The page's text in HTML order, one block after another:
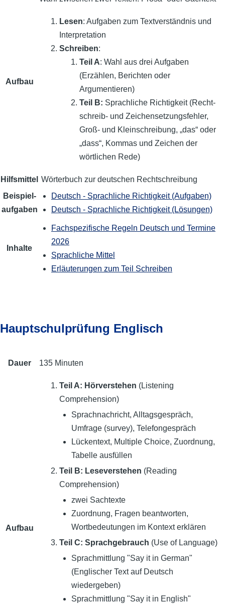
Aufbau
Lesen: Aufgaben zum Text­verständnis und
Interpretation
Schreiben:
Teil A: Wahl aus drei Aufgaben
(Erzählen, Berichten oder
Argumentieren)
Teil B: Sprach­liche Richtigkeit (Recht­
schreib- und Zeichen­setzungs­fehler,
Groß- und Klein­schreibung, „das“ oder
„dass“, Kommas und Zeichen der
wörtlichen Rede)
Hilfsmittel Wörter­buch zur deutschen Recht­schreibung
Beispiel­
aufgaben
Deutsch - Sprachliche Richtigkeit (Aufgaben)
Deutsch - Sprachliche Richtigkeit (Lösungen)
Inhalte
Fach­spezi­fische Regeln Deutsch und Termine
2026
Sprach­liche Mittel
Erläuterungen zum Teil Schreiben
Hauptschulprüfung Englisch
Dauer 135 Minuten
Aufbau
Teil A: Hörverstehen (Listening
Comprehension)
Sprachnachricht, Alltagsgespräch,
Umfrage (survey), Telefongespräch
Lückentext, Multiple Choice, Zuordnung,
Tabelle ausfüllen
Teil B: Leseverstehen (Reading
Comprehension)
zwei Sachtexte
Zuordnung, Fragen beantworten,
Wortbedeutungen im Kontext erklären
Teil C: Sprachgebrauch (Use of Language)
Sprachmittlung "Say it in German"
(Englischer Text auf Deutsch
wiedergeben)
Sprachmittlung "Say it in English"